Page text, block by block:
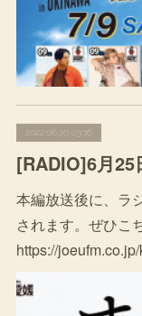
2022.06.20 03:16
本編放送後に、ラ
されます。ぜひこ
https://